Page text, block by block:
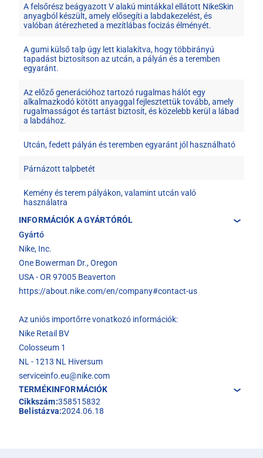
A felsőrész beágyazott V alakú mintákkal ellátott NikeSkin
anyagból készült, amely elősegíti a labdakezelést, és
valóban átérezheted a mezítlábas focizás élményét.
A gumi külső talp úgy lett kialakítva, hogy többirányú
tapadást biztosítson az utcán, a pályán és a teremben
egyaránt.
Az előző generációhoz tartozó rugalmas hálót egy
alkalmazkodó kötött anyaggal fejlesztettük tovább, amely
rugalmasságot és tartást biztosít, és közelebb kerül a lábad
a labdához.
Utcán, fedett pályán és teremben egyaránt jól használható
Párnázott talpbetét
Kemény és terem pályákon, valamint utcán való
használatra
INFORMÁCIÓK A GYÁRTÓRÓL
Gyártó
Nike, Inc.
One Bowerman Dr., Oregon
USA - OR 97005 Beaverton
https://about.nike.com/en/company#contact-us
Az uniós importőrre vonatkozó információk:
Nike Retail BV
Colosseum 1
NL - 1213 NL Hiversum
serviceinfo.eu@nike.com
TERMÉKINFORMÁCIÓK
Cikkszám:358515832
Belistázva:2024.06.18